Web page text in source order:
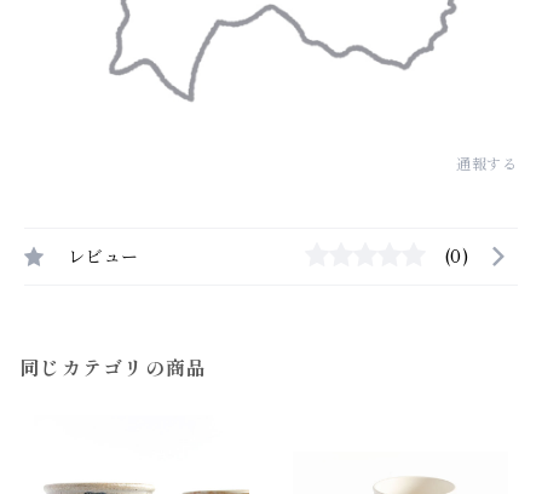
通報する
レビュー (0)
同じカテゴリの商品